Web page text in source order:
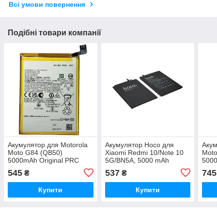
Всі умови повернення
Подібні товари компанії
Акумулятор для Motorola
Moto G84 (QB50)
5000mAh Original PRC
545 ₴
Купити
Акумулятор Hoco для
Xiaomi Redmi 10/Note 10
5G/BN5A, 5000 mAh
537₴
Купити
745